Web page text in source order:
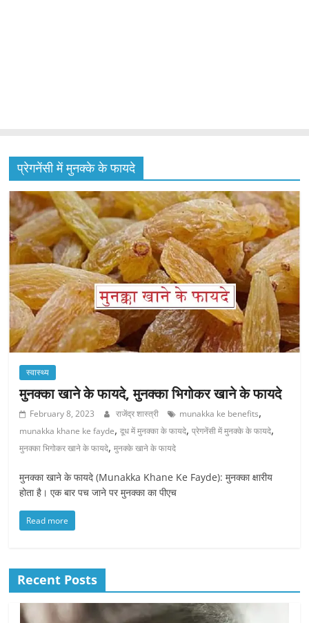
प्रेगनेंसी में मुनक्के के फायदे
स्वास्थ्य
मुनक्का खाने के फायदे, मुनक्का भिगोकर खाने के फायदे
February 8, 2023 राजेंद्र शास्त्री munakka ke benefits,
munakka khane ke fayde,दूध में मुनक्का के फायदे,प्रेगनेंसी में मुनक्के के फायदे,
मुनक्का भिगोकर खाने के फायदे,मुनक्के खाने के फायदे
मुनक्का खाने के फायदे (Munakka Khane Ke Fayde): मुनक्का क्षारीय
होता है। एक बार पच जाने पर मुनक्का का पीएच
Read more
Recent Posts